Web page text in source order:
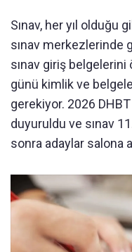
Sınav, her yıl olduğu
sınav merkezlerinde
sınav giriş
günü kimlik ve
gerekiyor. 2026
duyuruldu ve sınav
sonra adaylar salona